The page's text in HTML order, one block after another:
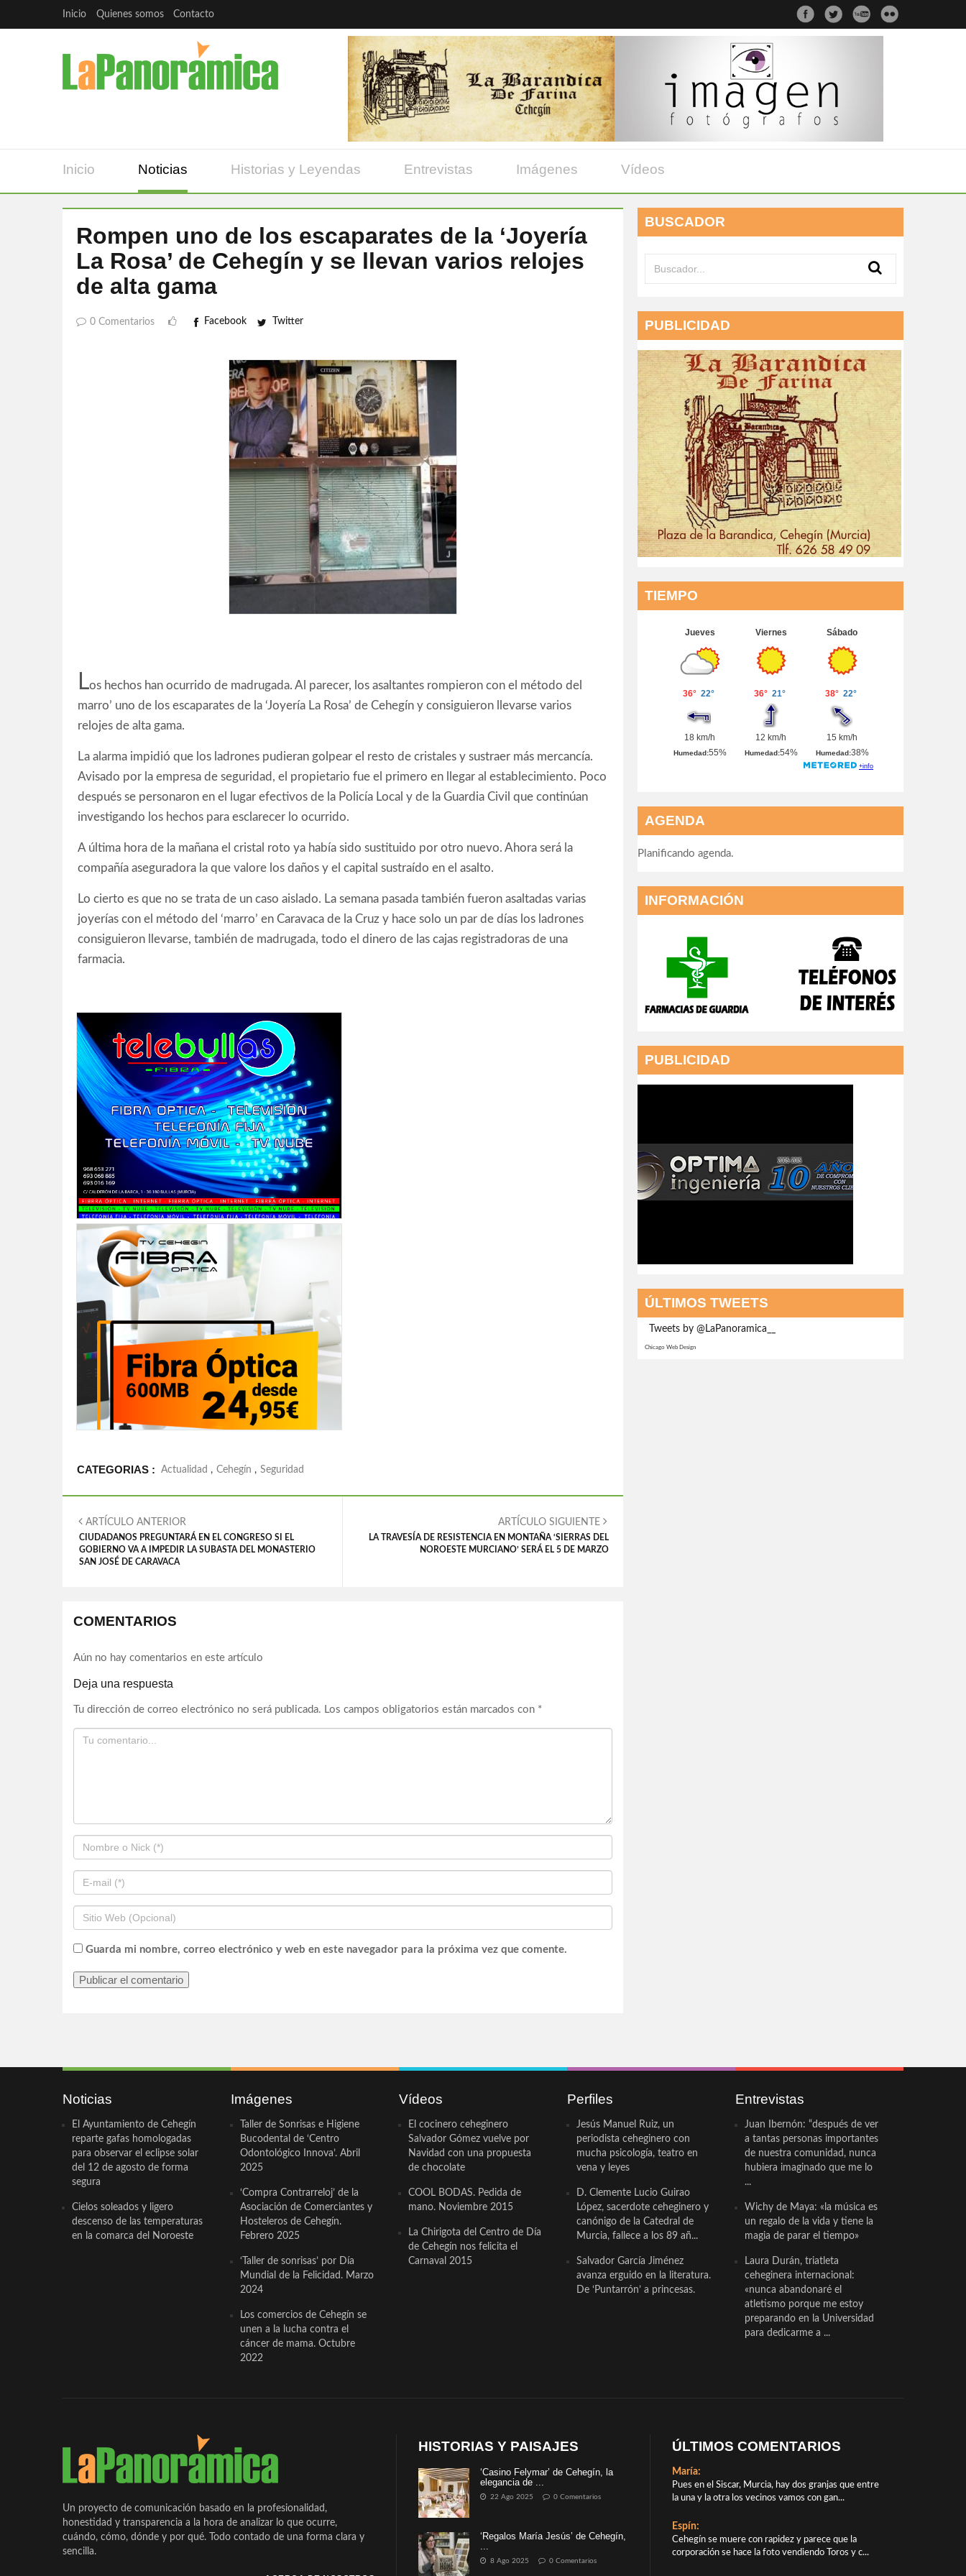
Inicio Quienes somos Contacto
Inicio Noticias Historias y Leyendas Entrevistas Imágenes Vídeos
Rompen uno de los escaparates de la ‘Joyería
La Rosa’ de Cehegín y se llevan varios relojes
de alta gama
0 Comentarios Facebook Twitter
Los hechos han ocurrido de madrugada. Al parecer, los asaltantes rompieron con el método del
marro’ uno de los escaparates de la ‘Joyería La Rosa’ de Cehegín y consiguieron llevarse varios
relojes de alta gama.
La alarma impidió que los ladrones pudieran golpear el resto de cristales y sustraer más mercancía.
Avisado por la empresa de seguridad, el propietario fue el primero en llegar al establecimiento. Poco
después se personaron en el lugar efectivos de la Policía Local y de la Guardia Civil que continúan
investigando los hechos para esclarecer lo ocurrido.
A última hora de la mañana el cristal roto ya había sido sustituido por otro nuevo. Ahora será la
compañía aseguradora la que valore los daños y el capital sustraído en el asalto.
Lo cierto es que no se trata de un caso aislado. La semana pasada también fueron asaltadas varias
joyerías con el método del ‘marro’ en Caravaca de la Cruz y hace solo un par de días los ladrones
consiguieron llevarse, también de madrugada, todo el dinero de las cajas registradoras de una
farmacia.
CATEGORIAS : Actualidad , Cehegín , Seguridad
ARTÍCULO ANTERIOR
CIUDADANOS PREGUNTARÁ EN EL CONGRESO SI EL
GOBIERNO VA A IMPEDIR LA SUBASTA DEL MONASTERIO
SAN JOSÉ DE CARAVACA
ARTÍCULO SIGUIENTE
LA TRAVESÍA DE RESISTENCIA EN MONTAÑA ‘SIERRAS DEL
NOROESTE MURCIANO’ SERÁ EL 5 DE MARZO
COMENTARIOS
Aún no hay comentarios en este artículo
Deja una respuesta
Tu dirección de correo electrónico no será publicada. Los campos obligatorios están marcados con *
Guarda mi nombre, correo electrónico y web en este navegador para la próxima vez que comente.
BUSCADOR
PUBLICIDAD
TIEMPO
AGENDA
Planificando agenda.
INFORMACIÓN
PUBLICIDAD
ÚLTIMOS TWEETS
Tweets by @LaPanoramica__
Chicago Web Design
Noticias
El Ayuntamiento de Cehegín
reparte gafas homologadas
para observar el eclipse solar
del 12 de agosto de forma
segura
Cielos soleados y ligero
descenso de las temperaturas
en la comarca del Noroeste
Imágenes
Taller de Sonrisas e Higiene
Bucodental de ‘Centro
Odontológico Innova’. Abril
2025
‘Compra Contrarreloj’ de la
Asociación de Comerciantes y
Hosteleros de Cehegín.
Febrero 2025
‘Taller de sonrisas’ por Día
Mundial de la Felicidad. Marzo
2024
Los comercios de Cehegín se
unen a la lucha contra el
cáncer de mama. Octubre
2022
Vídeos
El cocinero ceheginero
Salvador Gómez vuelve por
Navidad con una propuesta
de chocolate
COOL BODAS. Pedida de
mano. Noviembre 2015
La Chirigota del Centro de Día
de Cehegín nos felicita el
Carnaval 2015
Perfiles
Jesús Manuel Ruiz, un
periodista ceheginero con
mucha psicología, teatro en
vena y leyes
D. Clemente Lucio Guirao
López, sacerdote ceheginero y
canónigo de la Catedral de
Murcia, fallece a los 89 añ...
Salvador García Jiménez
avanza erguido en la literatura.
De ‘Puntarrón’ a princesas.
Entrevistas
Juan Ibernón: “después de ver
a tantas personas importantes
de nuestra comunidad, nunca
hubiera imaginado que me lo
...
Wichy de Maya: «la música es
un regalo de la vida y tiene la
magia de parar el tiempo»
Laura Durán, triatleta
ceheginera internacional:
«nunca abandonaré el
atletismo porque me estoy
preparando en la Universidad
para dedicarme a ...
Un proyecto de comunicación basado en la profesionalidad,
honestidad y transparencia a la hora de analizar lo que ocurre,
cuándo, cómo, dónde y por qué. Todo contado de una forma clara y
sencilla.
HISTORIAS Y PAISAJES
‘Casino Felymar’ de Cehegín, la
elegancia de ...
22 Ago 2025 0 Comentarios
‘Regalos María Jesús’ de Cehegín,
8 Ago 2025 0 Comentarios
ÚLTIMOS COMENTARIOS
María:
Pues en el Siscar, Murcia, hay dos granjas que entre
la una y la otra los vecinos vamos con gan...
Espín:
Cehegín se muere con rapidez y parece que la
corporación se hace la foto vendiendo Toros y c...